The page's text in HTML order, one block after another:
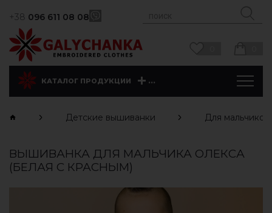
+38 096 611 08 08
КАТАЛОГ ПРОДУКЦИИ ...
Детские вышиванки Для мальчиков
ВЫШИВАНКА ДЛЯ МАЛЬЧИКА ОЛЕКСА
(БЕЛАЯ С КРАСНЫМ)